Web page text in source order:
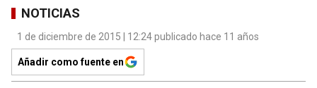
NOTICIAS
1 de diciembre de 2015 | 12:24 publicado hace 11 años
Añadir como fuente en